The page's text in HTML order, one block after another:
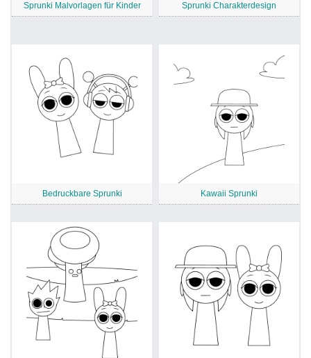
Sprunki Malvorlagen für Kinder Sprunki Charakterdesign
Bedruckbare Sprunki Kawaii Sprunki